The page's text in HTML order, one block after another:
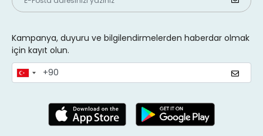
Kampanya, duyuru ve bilgilendirmelerden haberdar olmak
için kayıt olun.